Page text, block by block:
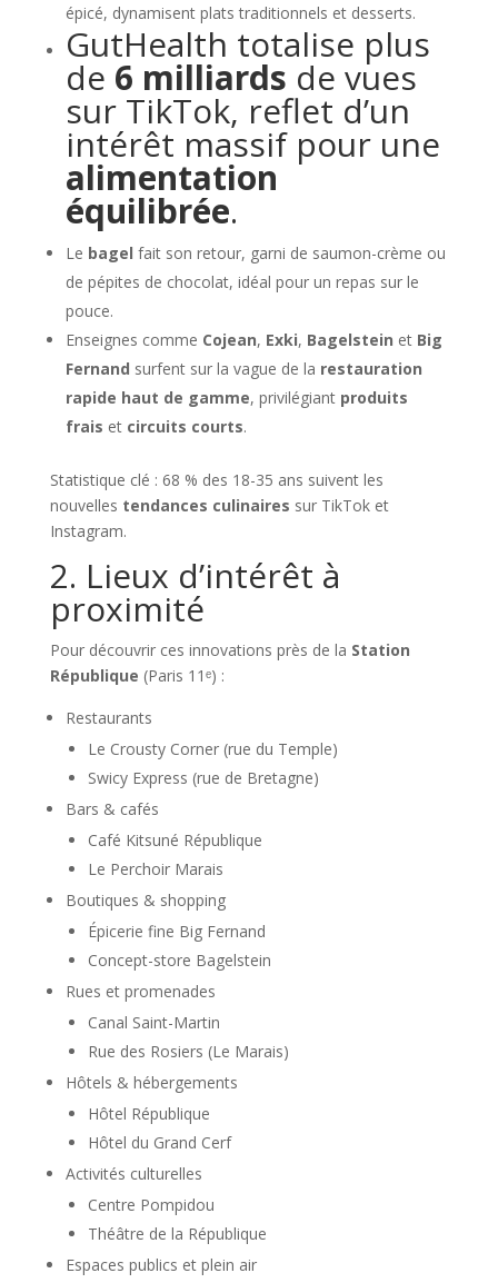
épicé, dynamisent plats traditionnels et desserts.
GutHealth totalise plus
de 6 milliards de vues
sur TikTok, reflet d’un
intérêt massif pour une
alimentation
équilibrée.
Le bagel fait son retour, garni de saumon-crème ou
de pépites de chocolat, idéal pour un repas sur le
pouce.
Enseignes comme Cojean, Exki, Bagelstein et Big
Fernand surfent sur la vague de la restauration
rapide haut de gamme, privilégiant produits
frais et circuits courts.
Statistique clé : 68 % des 18-35 ans suivent les
nouvelles tendances culinaires sur TikTok et
Instagram.
2. Lieux d’intérêt à
proximité
Pour découvrir ces innovations près de la Station
République (Paris 11ᵉ) :
Restaurants
Le Crousty Corner (rue du Temple)
Swicy Express (rue de Bretagne)
Bars & cafés
Café Kitsuné République
Le Perchoir Marais
Boutiques & shopping
Épicerie fine Big Fernand
Concept-store Bagelstein
Rues et promenades
Canal Saint-Martin
Rue des Rosiers (Le Marais)
Hôtels & hébergements
Hôtel République
Hôtel du Grand Cerf
Activités culturelles
Centre Pompidou
Théâtre de la République
Espaces publics et plein air